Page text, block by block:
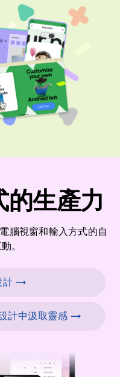
生產力
腦視窗和輸入方式的自
。
計 →
計中汲取靈感 →